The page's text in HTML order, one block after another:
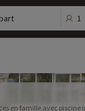
1
en famille avec piscine